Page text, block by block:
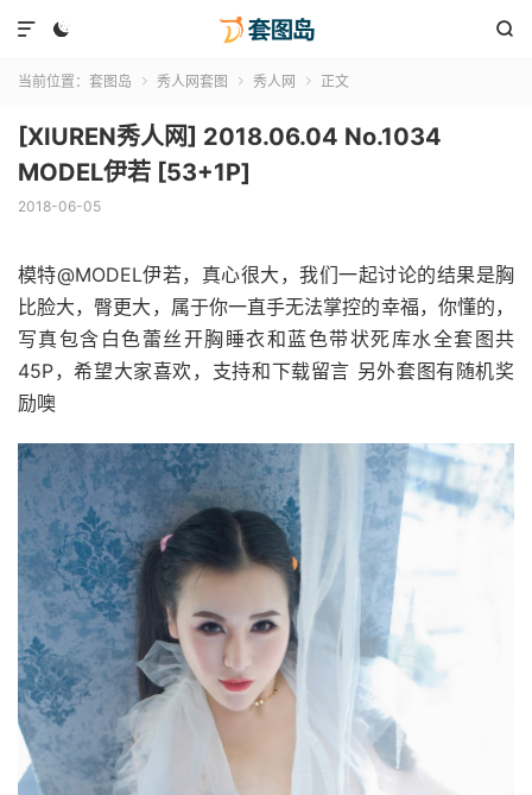
 

当前位置： 套图岛  秀人网套图  秀人网  正文
[XIUREN秀人网] 2018.06.04 No.1034
MODEL伊若 [53+1P]
2018-06-05
模特@MODEL伊若，真心很大，我们一起讨论的结果是胸
比脸大，臀更大，属于你一直手无法掌控的幸福，你懂的，
写真包含白色蕾丝开胸睡衣和蓝色带状死库水全套图共
45P，希望大家喜欢，支持和下载留言 另外套图有随机奖
励噢